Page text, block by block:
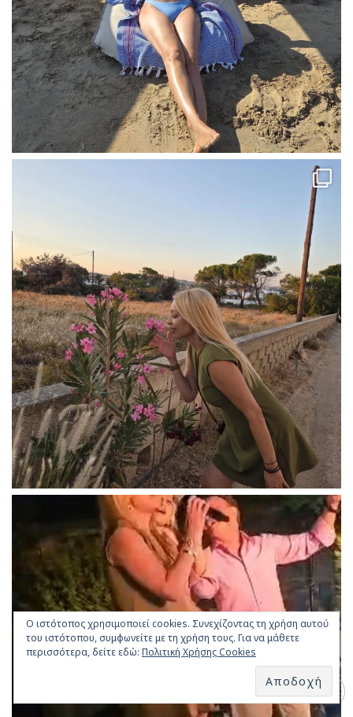
Ο ιστότοπος χρησιμοποιεί cookies. Συνεχίζοντας τη χρήση αυτού
του ιστότοπου, συμφωνείτε με τη χρήση τους. Για να μάθετε
περισσότερα, δείτε εδώ: Πολιτική Χρήσης Cookies